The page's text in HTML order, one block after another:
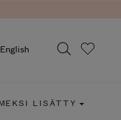
LISÄTTY